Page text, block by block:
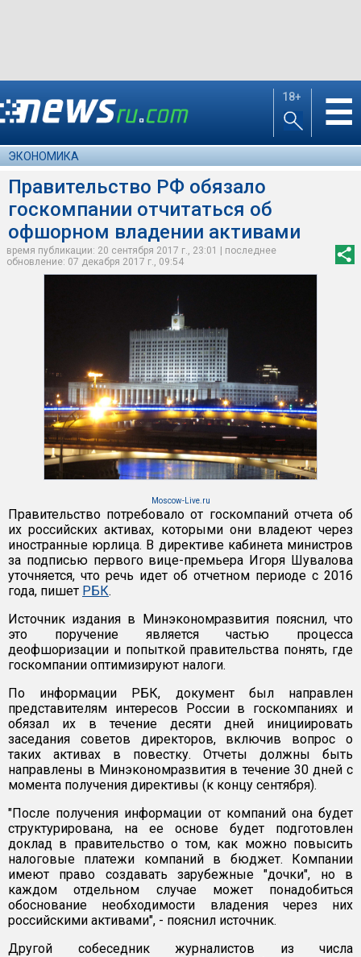
18+ ☰
ЭКОНОМИКА
Правительство РФ обязало
госкомпании отчитаться об
офшорном владении активами
время публикации: 20 сентября 2017 г., 23:01 | последнее
обновление: 07 декабря 2017 г., 09:54
Moscow-Live.ru
Правительство потребовало от госкомпаний отчета об
их российских активах, которыми они владеют через
иностранные юрлица. В директиве кабинета министров
за подписью первого вице-премьера Игоря Шувалова
уточняется, что речь идет об отчетном периоде с 2016
года, пишет РБК.
Источник издания в Минэкономразвития пояснил, что
это поручение является частью процесса
деофшоризации и попыткой правительства понять, где
госкомпании оптимизируют налоги.
По информации РБК, документ был направлен
представителям интересов России в госкомпаниях и
обязал их в течение десяти дней инициировать
заседания советов директоров, включив вопрос о
таких активах в повестку. Отчеты должны быть
направлены в Минэкономразвития в течение 30 дней с
момента получения директивы (к концу сентября).
"После получения информации от компаний она будет
структурирована, на ее основе будет подготовлен
доклад в правительство о том, как можно повысить
налоговые платежи компаний в бюджет. Компании
имеют право создавать зарубежные "дочки", но в
каждом отдельном случае может понадобиться
обоснование необходимости владения через них
российскими активами", - пояснил источник.
Другой собеседник журналистов из числа